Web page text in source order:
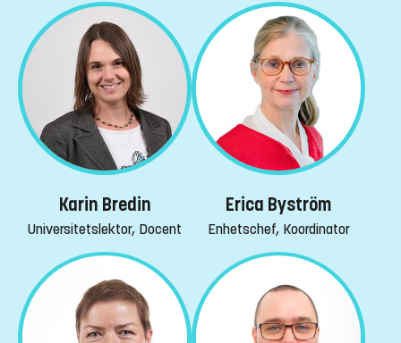
Karin Bredin
Universitetslektor, Docent
Erica Byström
Enhetschef, Koordinator